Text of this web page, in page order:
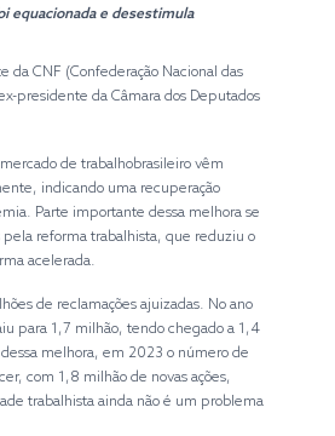
equacionada e desestimula
da CNF (Confederação Nacional das
presidente da Câmara dos Deputados
de trabalhobrasileiro vêm
indicando uma recuperação
Parte importante dessa melhora se
pela reforma trabalhista, que reduziu o
acelerada.
de reclamações ajuizadas. No ano
para 1,7 milhão, tendo chegado a 1,4
melhora, em 2023 o número de
com 1,8 milhão de novas ações,
trabalhista ainda não é um problema